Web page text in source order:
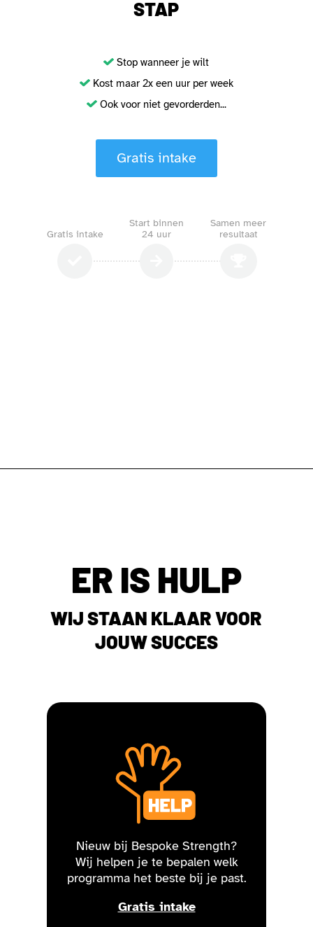
STAP
Stop wanneer je wilt
Kost maar 2x een uur per week
Ook voor niet gevorderden...
Gratis intake
Gratis intake
Start binnen
24 uur
Samen meer
resultaat
ER IS HULP
WIJ STAAN KLAAR VOOR
JOUW SUCCES
Nieuw bij Bespoke Strength?
Wij helpen je te bepalen welk
programma het beste bij je past.
Gratis intake